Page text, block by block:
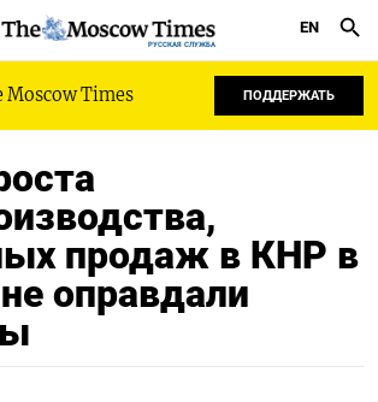
РУССКАЯ СЛУЖБА
EN
Times ПОДДЕРЖАТЬ
продаж в КНР в
оправдали